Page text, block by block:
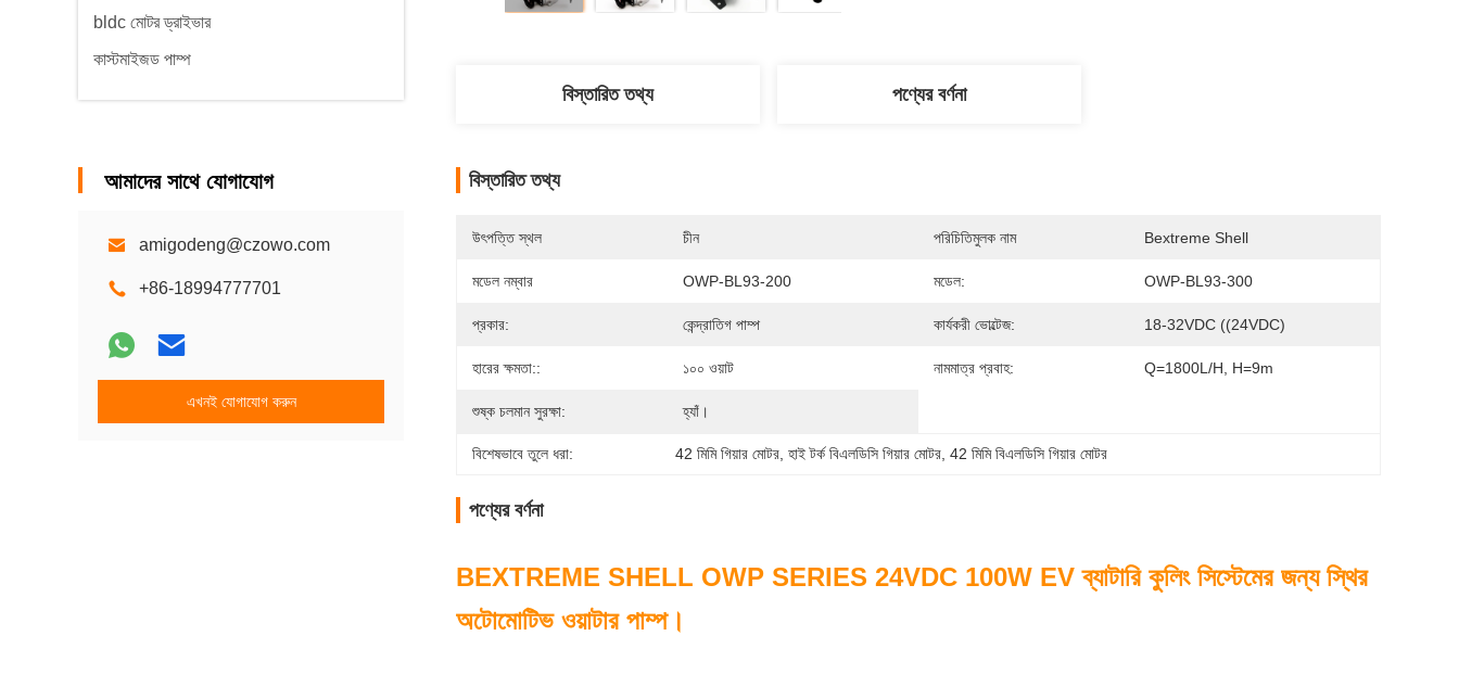
bldc মোটর ড্রাইভার
কাস্টমাইজড পাম্প
আমাদের সাথে যোগাযোগ
amigodeng@czowo.com
+86-18994777701
এখনই যোগাযোগ করুন
বিস্তারিত তথ্য পণ্যের বর্ণনা
বিস্তারিত তথ্য
উৎপত্তি স্থল চীন পরিচিতিমুলক নাম Bextreme Shell
মডেল নম্বার OWP-BL93-200 মডেল: OWP-BL93-300
প্রকার: কেন্দ্রাতিগ পাম্প কার্যকরী ভোল্টেজ: 18-32VDC ((24VDC)
হারের ক্ষমতা:: ১০০ ওয়াট নামমাত্র প্রবাহ: Q=1800L/H, H=9m
শুষ্ক চলমান সুরক্ষা: হ্যাঁ।
বিশেষভাবে তুলে ধরা: 42 মিমি গিয়ার মোটর , হাই টর্ক বিএলডিসি গিয়ার মোটর , 42 মিমি বিএলডিসি গিয়ার মোটর
পণ্যের বর্ণনা
BEXTREME SHELL OWP SERIES 24VDC 100W EV ব্যাটারি কুলিং সিস্টেমের জন্য স্থির
অটোমোটিভ ওয়াটার পাম্প।